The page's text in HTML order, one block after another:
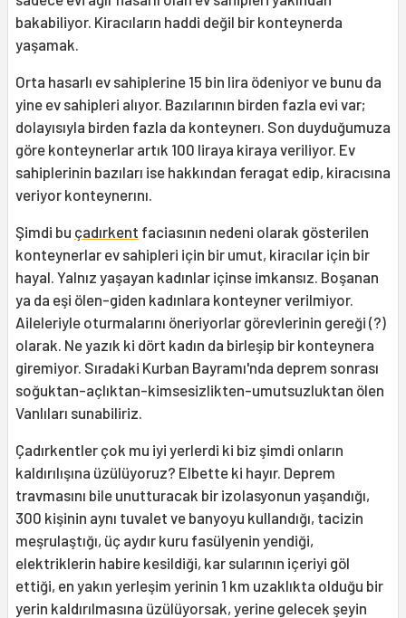
bakabiliyor. Kiracıların haddi değil bir konteynerda
yaşamak.
Orta hasarlı ev sahiplerine 15 bin lira ödeniyor ve bunu da
yine ev sahipleri alıyor. Bazılarının birden fazla evi var;
dolayısıyla birden fazla da konteynerı. Son duyduğumuza
göre konteynerlar artık 100 liraya kiraya veriliyor. Ev
sahiplerinin bazıları ise hakkından feragat edip, kiracısına
veriyor konteynerını.
Şimdi bu çadırkent faciasının nedeni olarak gösterilen
konteynerlar ev sahipleri için bir umut, kiracılar için bir
hayal. Yalnız yaşayan kadınlar içinse imkansız. Boşanan
ya da eşi ölen-giden kadınlara konteyner verilmiyor.
Aileleriyle oturmalarını öneriyorlar görevlerinin gereği (?)
olarak. Ne yazık ki dört kadın da birleşip bir konteynera
giremiyor. Sıradaki Kurban Bayramı'nda deprem sonrası
soğuktan-açlıktan-kimsesizlikten-umutsuzluktan ölen
Vanlıları sunabiliriz.
Çadırkentler çok mu iyi yerlerdi ki biz şimdi onların
kaldırılışına üzülüyoruz? Elbette ki hayır. Deprem
travmasını bile unutturacak bir izolasyonun yaşandığı,
300 kişinin aynı tuvalet ve banyoyu kullandığı, tacizin
meşrulaştığı, üç aydır kuru fasülyenin yendiği,
elektriklerin habire kesildiği, kar sularının içeriyi göl
ettiği, en yakın yerleşim yerinin 1 km uzaklıkta olduğu bir
yerin kaldırılmasına üzülüyorsak, yerine gelecek şeyin